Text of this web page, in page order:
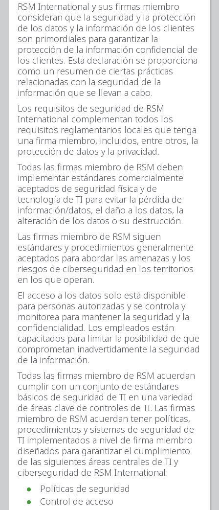
RSM International y sus firmas miembro
consideran que la seguridad y la protección
de los datos y la información de los clientes
son primordiales para garantizar la
protección de la información confidencial de
los clientes. Esta declaración se proporciona
como un resumen de ciertas prácticas
relacionadas con la seguridad de la
información que se llevan a cabo.
Los requisitos de seguridad de RSM
International complementan todos los
requisitos reglamentarios locales que tenga
una firma miembro, incluidos, entre otros, la
protección de datos y la privacidad.
Todas las firmas miembro de RSM deben
implementar estándares comercialmente
aceptados de seguridad física y de
tecnología de TI para evitar la pérdida de
información/datos, el daño a los datos, la
alteración de los datos o su destrucción.
Las firmas miembro de RSM siguen
estándares y procedimientos generalmente
aceptados para abordar las amenazas y los
riesgos de ciberseguridad en los territorios
en los que operan.
El acceso a los datos solo está disponible
para personas autorizadas y se controla y
monitorea para mantener la seguridad y la
confidencialidad. Los empleados están
capacitados para limitar la posibilidad de que
comprometan inadvertidamente la seguridad
de la información.
Todas las firmas miembro de RSM acuerdan
cumplir con un conjunto de estándares
básicos de seguridad de TI en una variedad
de áreas clave de controles de TI. Las firmas
miembro de RSM acuerdan tener políticas,
procedimientos y sistemas de seguridad de
TI implementados a nivel de firma miembro
diseñados para garantizar el cumplimiento
de las siguientes áreas centrales de TI y
ciberseguridad de RSM International:
Políticas de seguridad
Control de acceso